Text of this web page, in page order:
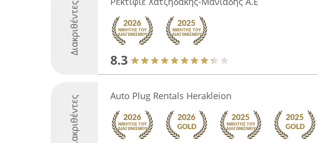
Διακριθέντες
8.3
Διακριθέντες Auto Plug Rentals Herakleion